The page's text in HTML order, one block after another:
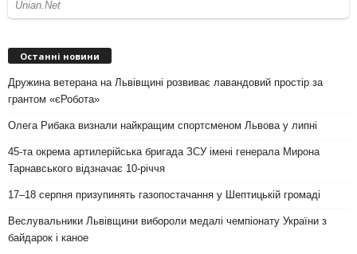
Останні новини
Дружина ветерана на Львівщині розвиває лавандовий простір за
грантом «єРобота»
Олега Рибака визнали найкращим спортсменом Львова у липні
45-та окрема артилерійська бригада ЗСУ імені генерала Мирона
Тарнавського відзначає 10-річчя
17–18 серпня призупинять газопостачання у Шептицькій громаді
Веслувальники Львівщини вибороли медалі чемпіонату України з
байдарок і каное